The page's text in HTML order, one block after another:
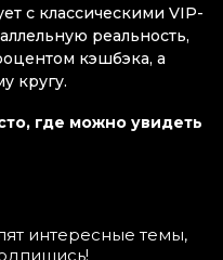
с классическими VIP-
реальность,
кэшбэка, а
кругу.
где можно увидеть
интересные темы,